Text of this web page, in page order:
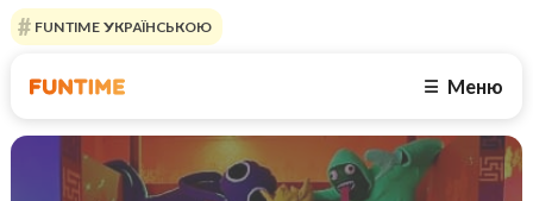
FUNTIME УКРАЇНСЬКОЮ
☰ Меню